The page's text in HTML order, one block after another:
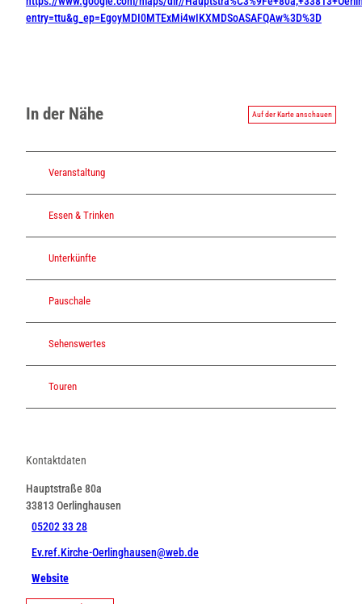
entry=ttu&g_ep=EgoyMDI0MTExMi4wIKXMDSoASAFQAw%3D%3D
In der Nähe Auf der Karte anschauen
Veranstaltung
Essen & Trinken
Unterkünfte
Pauschale
Sehenswertes
Touren
Kontaktdaten
Hauptstraße 80a
33813Oerlinghausen
05202 33 28
Ev.ref.Kirche-Oerlinghausen@web.de
Website